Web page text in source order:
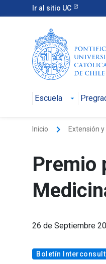
Ir al sitio UC
Escuela
Inicio keyboard_arrow_right Extensión
Premio
26 de Septiembre
Boletín